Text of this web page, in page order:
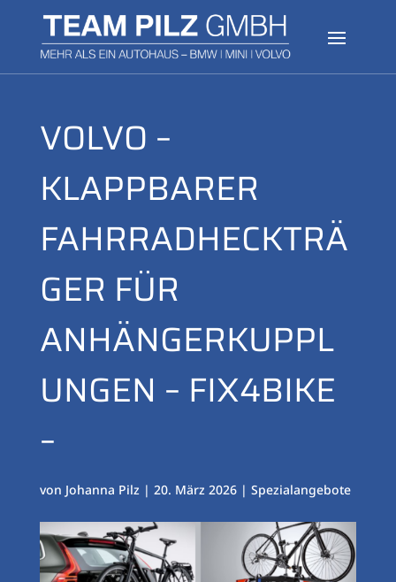
VOLVO –
KLAPPBARER
FAHRRADHECKTRÄ
GER FÜR
ANHÄNGERKUPPL
UNGEN – FIX4BIKE
–
von Johanna Pilz | 20. März 2026| Spezialangebote